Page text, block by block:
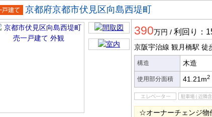
戸建
京都府京都市伏見区向島西堤町
390万円 / 利回り：
京阪宇治線 観月橋駅 徒
構造 木造
使用部分面積 41.21m2
☆オーナーチェンジ物